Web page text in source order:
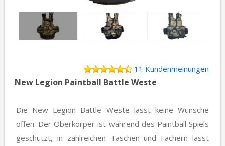
11 Kundenmeinungen
New Legion Paintball Battle Weste
Die New Legion Battle Weste lässt keine Wünsche
offen. Der Oberkörper ist während des Paintball Spiels
geschützt, in zahlreichen Taschen und Fächern lässt